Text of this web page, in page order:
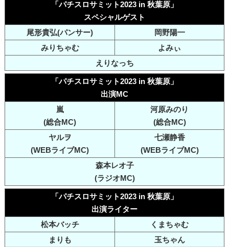
「パチスロサミット2023 in 秋葉原」
スペシャルゲスト
尾形貴弘(パンサー)
岡野陽一
みりちゃむ
よみぃ
えりなっち
「パチスロサミット2023 in 秋葉原」
出演MC
嵐
(総合MC)
河原みのり
(総合MC)
ヤルヲ
(WEBライブMC)
七瀬静香
(WEBライブMC)
森本レオ子
(ラジオMC)
「パチスロサミット2023 in 秋葉原」
出演ライター
松本バッチ
くまちゃむ
まりも
玉ちゃん